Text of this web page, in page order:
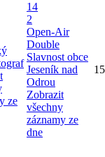
ze
14
2
Open-Air
Double
Slavnost obce
Jeseník nad
Odrou
Zobrazit
všechny
záznamy ze
dne
15